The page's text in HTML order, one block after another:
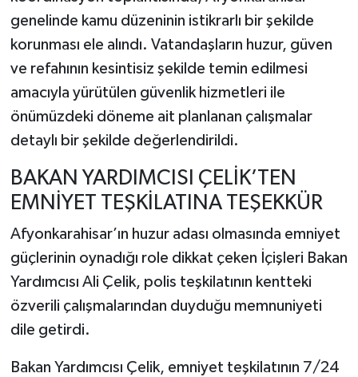
genelinde kamu düzeninin istikrarlı bir şekilde
korunması ele alındı. Vatandaşların huzur, güven
ve refahının kesintisiz şekilde temin edilmesi
amacıyla yürütülen güvenlik hizmetleri ile
önümüzdeki döneme ait planlanan çalışmalar
detaylı bir şekilde değerlendirildi.
BAKAN YARDIMCISI ÇELİK’TEN
EMNİYET TEŞKİLATINA TEŞEKKÜR
Afyonkarahisar’ın huzur adası olmasında emniyet
güçlerinin oynadığı role dikkat çeken İçişleri Bakan
Yardımcısı Ali Çelik, polis teşkilatının kentteki
özverili çalışmalarından duyduğu memnuniyeti
dile getirdi.
Bakan Yardımcısı Çelik, emniyet teşkilatının 7/24